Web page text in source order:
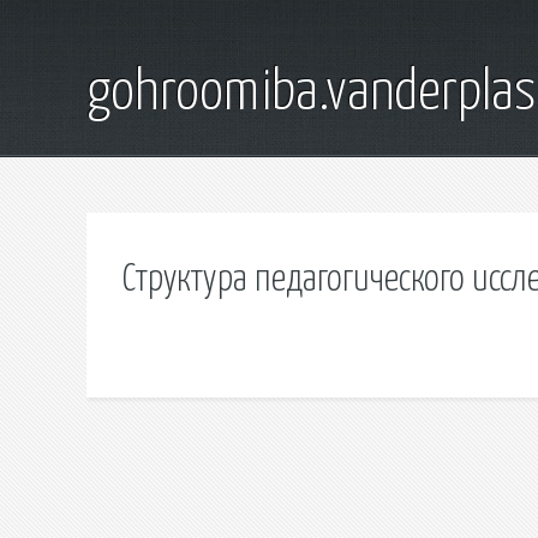
Структура педагогического